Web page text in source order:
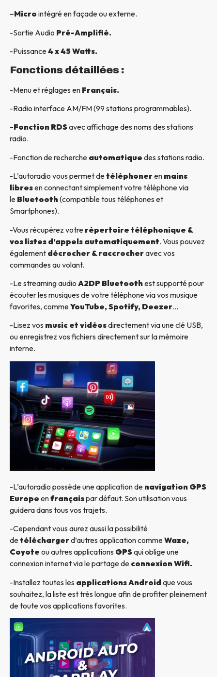
–Micro intégré en façade ou externe.
-Sortie Audio Pré-Amplifié.
-Puissance4 x 45 Watts.
Fonctions détaillées :
-Menu et réglages en Français.
-Radio interface AM/FM (99 stations programmables).
-Fonction RDSavec affichage des noms des stations
radio.
-Fonction de recherche automatique des stations radio.
-L’autoradio vous permet detéléphoneren mains
libresen connectant simplement votre téléphone via
le Bluetooth(compatible tous téléphones et
Smartphones).
-Vous récupérez votre répertoire téléphonique &
vos listes d’appels automatiquement. Vous pouvez
également décrocher & raccrocheravec vos
commandes au volant.
-Le streaming audio A2DP Bluetoothest supporté pour
écouter les musiques de votre téléphone via vos musique
favorites, commeYouTube, Spotify, Deezer…
-Lisez vos music et vidéosdirectement via une clé USB,
ou enregistrez vos fichiers directement sur la mémoire
interne.
-L’autoradio possède une application de navigation GPS
Europe enfrançaispar défaut. Son utilisation vous
guidera dans tous vos trajets.
-Cependant vous aurez aussi la possibilité
detéléchargerd’autres application commeWaze,
Coyote ou autres applications GPSqui oblige une
connexion internet via le partage de connexion Wifi.
-Installez toutes les applications Android que vous
souhaitez, la liste est très longue afin de profiter pleinement
de toute vos applications favorites.